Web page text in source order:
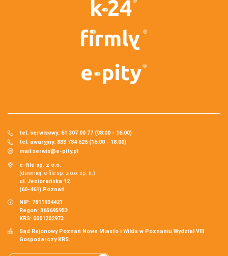
tel. serwisowy: 61 307 00 77 (08:00 - 16:00)
tel. awaryjny: 883 784 626 (16:00 - 18:00)
mail:serwis@e-pity.pl
e-file sp. z o.o.
(dawniej: e-file sp. z o.o. sp. k.)
ul. Jeziorańska 12
(60-461) Poznań
NIP: 7811934421
Regon: 365695953
KRS: 0001202973
Sąd Rejonowy Poznań Nowe Miasto i Wilda w Poznaniu Wydział VIII
Gospodarczy KRS.